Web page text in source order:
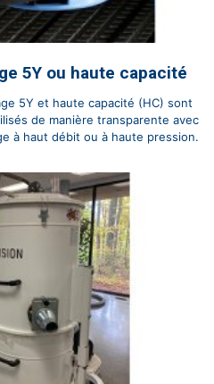
5Y ou haute capacité
5Y et haute capacité (HC) sont
de manière transparente avec
à haut débit ou à haute pression.